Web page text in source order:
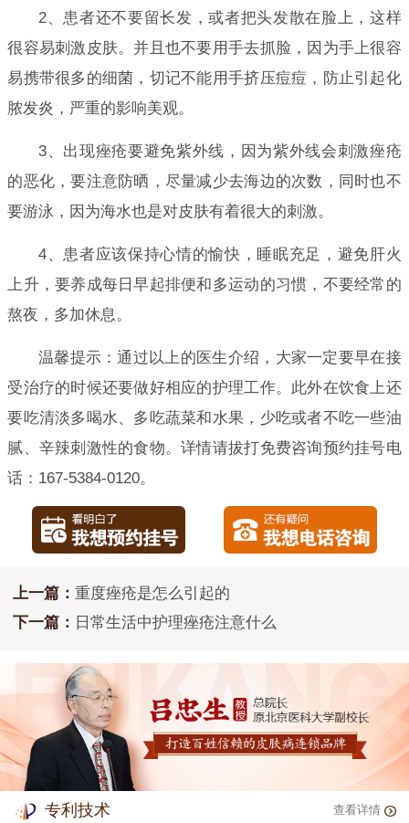
2、患者还不要留长发，或者把头发散在脸上，这样
很容易刺激皮肤。并且也不要用手去抓脸，因为手上很容
易携带很多的细菌，切记不能用手挤压痘痘，防止引起化
脓发炎，严重的影响美观。
3、出现痤疮要避免紫外线，因为紫外线会刺激痤疮
的恶化，要注意防晒，尽量减少去海边的次数，同时也不
要游泳，因为海水也是对皮肤有着很大的刺激。
4、患者应该保持心情的愉快，睡眠充足，避免肝火
上升，要养成每日早起排便和多运动的习惯，不要经常的
熬夜，多加休息。
温馨提示：通过以上的医生介绍，大家一定要早在接
受治疗的时候还要做好相应的护理工作。此外在饮食上还
要吃清淡多喝水、多吃蔬菜和水果，少吃或者不吃一些油
腻、辛辣刺激性的食物。详情请拔打免费咨询预约挂号电
话：167-5384-0120。
上一篇： 重度痤疮是怎么引起的
下一篇： 日常生活中护理痤疮注意什么
专利技术 查看详情